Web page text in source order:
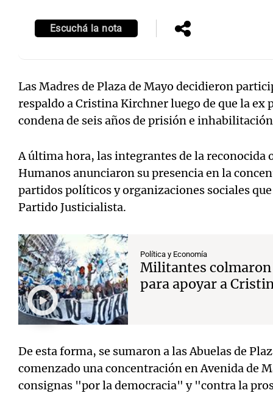
Escuchá la nota
Las Madres de Plaza de Mayo decidieron
respaldo a Cristina Kirchner luego de que la ex
condena de seis años de prisión e
A última hora, las integrantes de la reconocida
Humanos anunciaron su presencia en la
partidos políticos y organizaciones sociales
Partido Justicialista.
Política y Economía
Militantes colmaron
para apoyar a
De esta forma, se sumaron a las Abuelas de
comenzado una concentración en Avenida de
consignas "por la democracia" y "contra la
Notas
Editorial
Notas
Mundial 2026 La